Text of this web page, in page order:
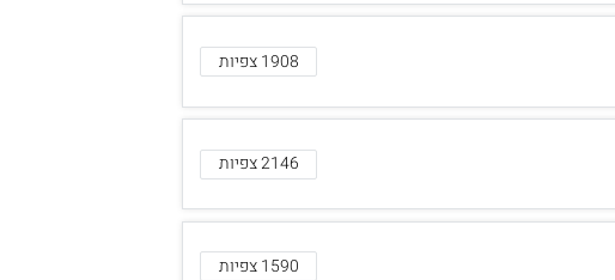
1908 צפיות
2146 צפיות
1590 צפיות